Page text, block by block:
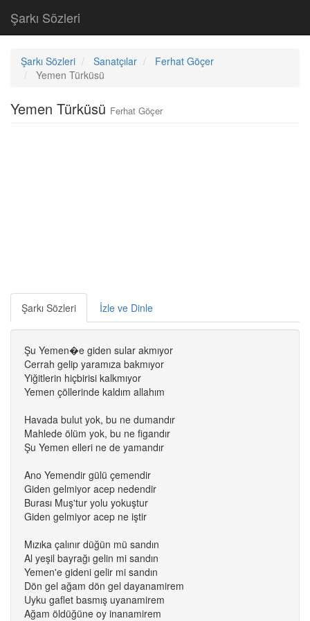
Şarkı Sözleri
Şarkı Sözleri Sanatçılar
Ferhat Göçer
Yemen Türküsü
Yemen Türküsü Ferhat Göçer
Şarkı Sözleri İzle ve Dinle
Şu Yemen�e giden sular akmıyor
Cerrah gelip yaramıza bakmıyor
Yiğitlerin hiçbirisi kalkmıyor
Yemen çöllerinde kaldım allahım
Havada bulut yok, bu ne dumandır
Mahlede ölüm yok, bu ne figandır
Şu Yemen elleri ne de yamandır
Ano Yemendir gülü çemendir
Giden gelmiyor acep nedendir
Burası Muş'tur yolu yokuştur
Giden gelmiyor acep ne iştir
Mızıka çalınır düğün mü sandın
Al yeşil bayrağı gelin mi sandın
Yemen'e gideni gelir mi sandın
Dön gel ağam dön gel dayanamirem
Uyku gaflet basmış uyanamirem
Ağam öldüğüne oy inanamirem